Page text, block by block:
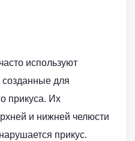
используют
для
прикуса. Их
и нижней челюсти
прикус.